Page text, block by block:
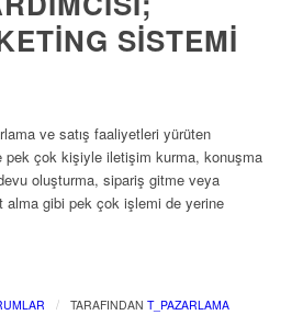
SISTEMI
ve satış faaliyetleri yürüten
pek çok kişiyle iletişim kurma, konuşma
oluşturma, sipariş gitme veya
alma gibi pek çok işlemi de yerine
/ TARAFINDAN T_PAZARLAMA